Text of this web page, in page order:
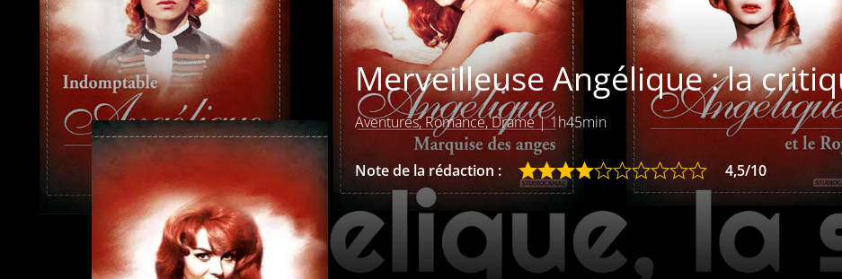
Merveilleuse Angélique : la
Aventures, Romance, Drame|1h45min
Note de la rédaction : 4,5/10